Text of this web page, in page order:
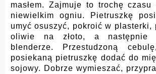
masłem. Zajmuje to trochę czasu
niewielkim ogniu. Pietruszkę
umyć osuszyć, pokroić w plasterki,
oliwie na złoto, a następnie
blenderze. Przestudzoną
posiekaną pietruszkę dodać do
sojowy. Dobrze wymieszać,